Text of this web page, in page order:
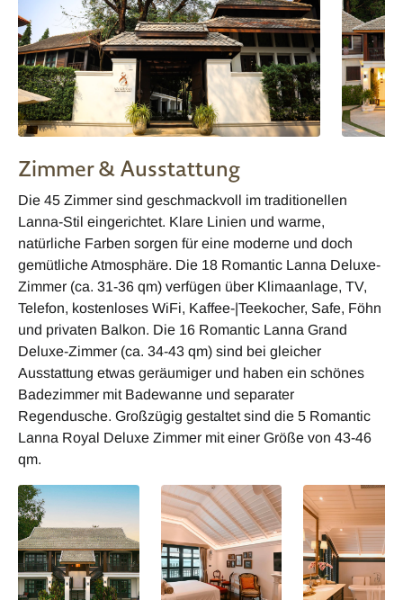
Zimmer & Ausstattung
Die 45 Zimmer sind geschmackvoll im traditionellen
Lanna-Stil eingerichtet. Klare Linien und warme,
natürliche Farben sorgen für eine moderne und doch
gemütliche Atmosphäre. Die 18 Romantic Lanna Deluxe-
Zimmer (ca. 31-36 qm) verfügen über Klimaanlage, TV,
Telefon, kostenloses WiFi, Kaffee-|Teekocher, Safe, Föhn
und privaten Balkon. Die 16 Romantic Lanna Grand
Deluxe-Zimmer (ca. 34-43 qm) sind bei gleicher
Ausstattung etwas geräumiger und haben ein schönes
Badezimmer mit Badewanne und separater
Regendusche. Großzügig gestaltet sind die 5 Romantic
Lanna Royal Deluxe Zimmer mit einer Größe von 43-46
qm.